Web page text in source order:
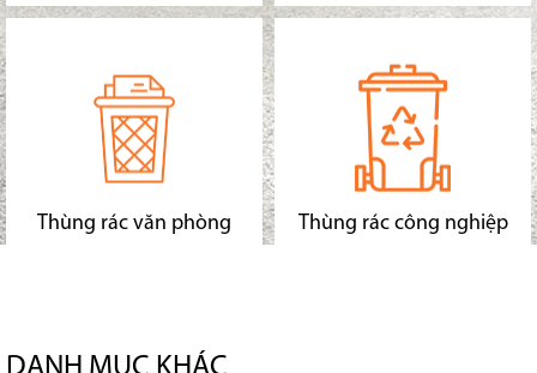
Thùng rác văn phòng Thùng rác công nghiệp